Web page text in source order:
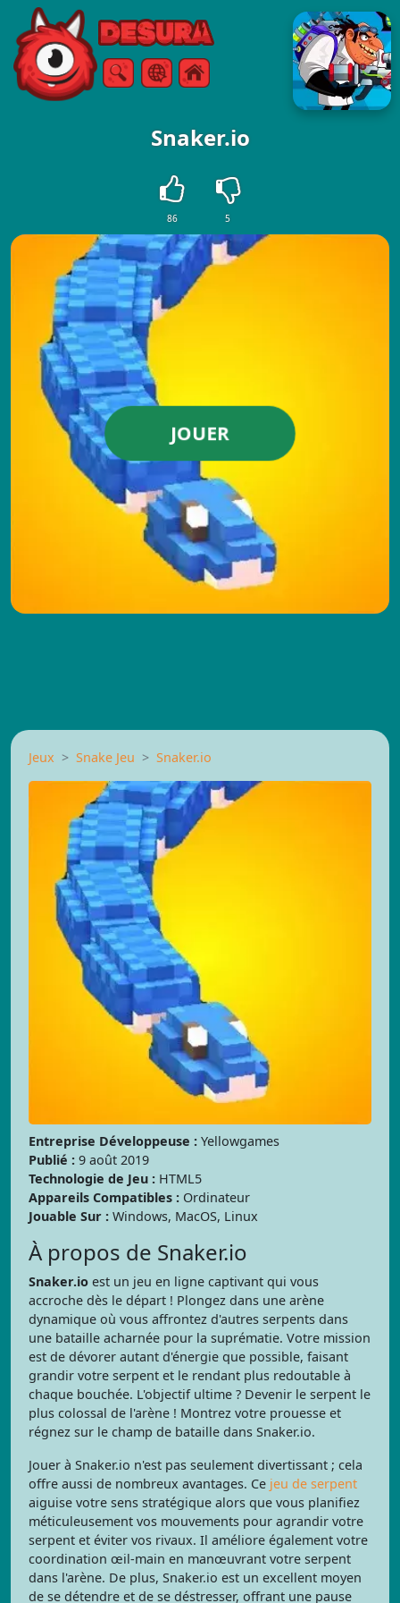
Free Online Games
ChercherMenu
Snaker.io
86 5
JOUER
Jeux Snake Jeu Snaker.io
Entreprise Développeuse : Yellowgames
Publié : 9 août 2019
Technologie de Jeu : HTML5
Appareils Compatibles : Ordinateur
Jouable Sur : Windows, MacOS, Linux
À propos de Snaker.io
Snaker.io est un jeu en ligne captivant qui vous
accroche dès le départ ! Plongez dans une arène
dynamique où vous affrontez d'autres serpents dans
une bataille acharnée pour la suprématie. Votre mission
est de dévorer autant d'énergie que possible, faisant
grandir votre serpent et le rendant plus redoutable à
chaque bouchée. L'objectif ultime ? Devenir le serpent le
plus colossal de l'arène ! Montrez votre prouesse et
régnez sur le champ de bataille dans Snaker.io.
Jouer à Snaker.io n'est pas seulement divertissant ; cela
offre aussi de nombreux avantages. Ce jeu de serpent
aiguise votre sens stratégique alors que vous planifiez
méticuleusement vos mouvements pour agrandir votre
serpent et éviter vos rivaux. Il améliore également votre
coordination œil-main en manœuvrant votre serpent
dans l'arène. De plus, Snaker.io est un excellent moyen
de se détendre et de se déstresser, offrant une pause